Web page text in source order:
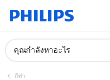
คุณกำลังหาอะไร
กีฬา
คู่มือและเอกสาร